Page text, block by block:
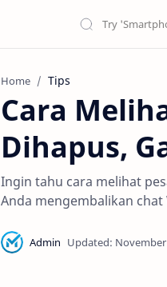
Home Tips
Cara
Dihapus,
Ingin tahu cara melihat
Anda mengembalikan chat